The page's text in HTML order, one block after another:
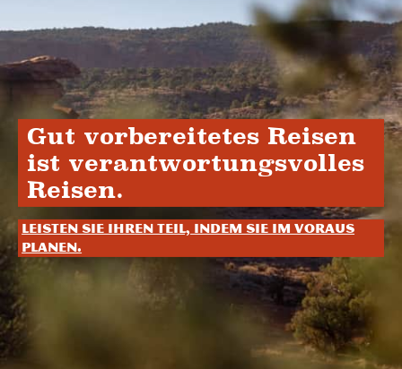
Gut vorbereitetes Reisen
ist verantwortungsvolles
Reisen.
Leisten Sie Ihren Teil, indem Sie im Voraus
planen.